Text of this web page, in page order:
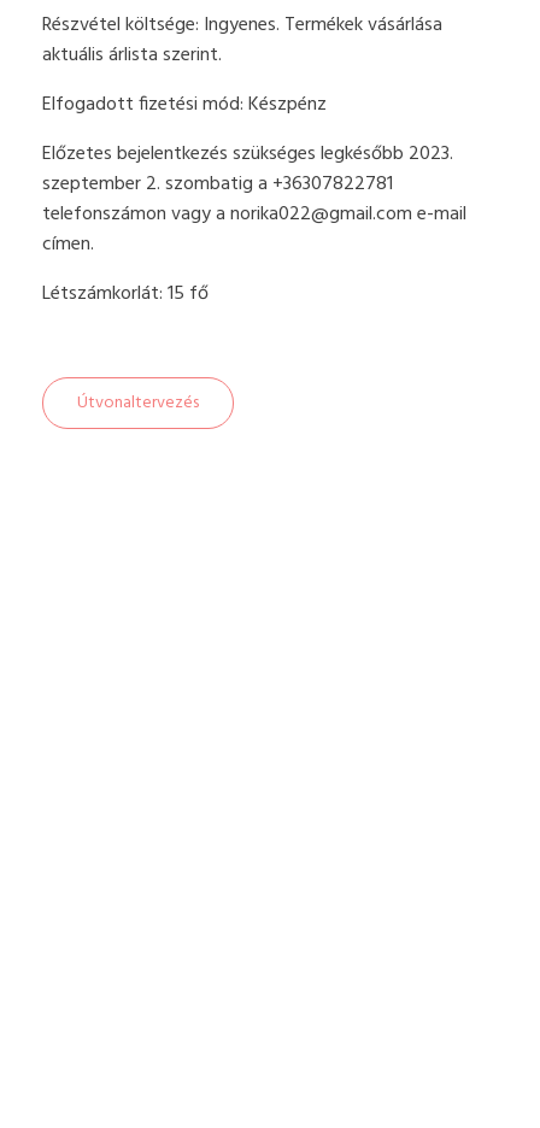
Részvétel költsége: Ingyenes. Termékek vásárlása
aktuális árlista szerint.
Elfogadott fizetési mód: Készpénz
Előzetes bejelentkezés szükséges legkésőbb 2023.
szeptember 2. szombatig a +36307822781
telefonszámon vagy anorika022@gmail.come-mail
címen.
Létszámkorlát: 15 fő
Útvonaltervezés